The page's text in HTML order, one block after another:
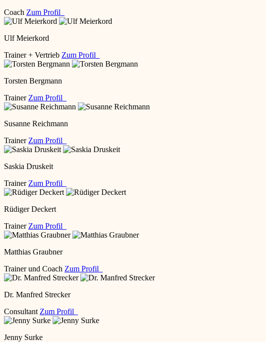
Coach Zum Profil
Ulf Meierkord
Trainer + Vertrieb Zum Profil
Torsten Bergmann
Trainer Zum Profil
Susanne Reichmann
Trainer Zum Profil
Saskia Druskeit
Trainer Zum Profil
Rüdiger Deckert
Trainer Zum Profil
Matthias Graubner
Trainer und Coach Zum Profil
Dr. Manfred Strecker
Consultant Zum Profil
Jenny Surke